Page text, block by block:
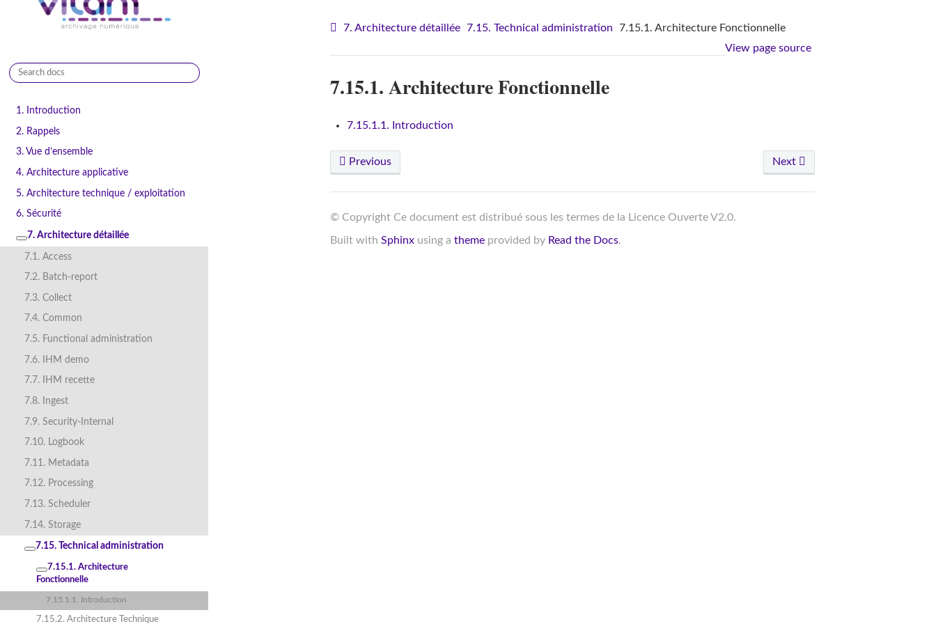
1. Introduction
2. Rappels
3. Vue d’ensemble
4. Architecture applicative
5. Architecture technique / exploitation
6. Sécurité
7. Architecture détaillée
7.1. Access
7.2. Batch-report
7.3. Collect
7.4. Common
7.5. Functional administration
7.6. IHM demo
7.7. IHM recette
7.8. Ingest
7.9. Security-Internal
7.10. Logbook
7.11. Metadata
7.12. Processing
7.13. Scheduler
7.14. Storage
7.15. Technical administration
7.15.1. Architecture
Fonctionnelle
7.15.1.1. Introduction
7.15.2. Architecture Technique
7. Architecture détaillée 7.15. Technical administration
7.15.1. Architecture Fonctionnelle
View page source
7.15.1. Architecture Fonctionnelle
7.15.1.1. Introduction
Previous Next
© Copyright Ce document est distribué sous les termes de la Licence Ouverte V2.0.
Built with Sphinxusing a themeprovided by Read the Docs.